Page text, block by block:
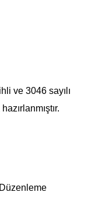
ve 3046 sayılı